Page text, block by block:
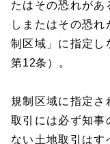
たはその恐れがあ
しまたはその恐
制区域」に指定し
第12条）。
規制区域に指定さ
取引には必ず知事
ない土地取引はす